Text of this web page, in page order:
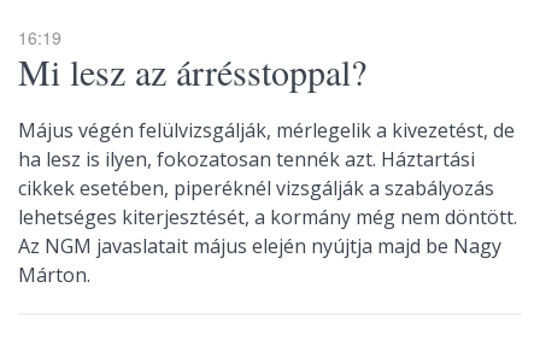
16:19
Mi lesz az árrésstoppal?
Május végén felülvizsgálják, mérlegelik a kivezetést, de
ha lesz is ilyen, fokozatosan tennék azt. Háztartási
cikkek esetében, piperéknél vizsgálják a szabályozás
lehetséges kiterjesztését, a kormány még nem döntött.
Az NGM javaslatait május elején nyújtja majd be Nagy
Márton.